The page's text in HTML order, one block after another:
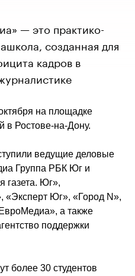
— это практико-
созданная для
кадров в
на площадке
в Ростове-на-Дону.
ведущие деловые
Группа РБК Юг и
газета. Юг»,
«Эксперт Юг», «Город N»,
а также
поддержки
более 30 студентов